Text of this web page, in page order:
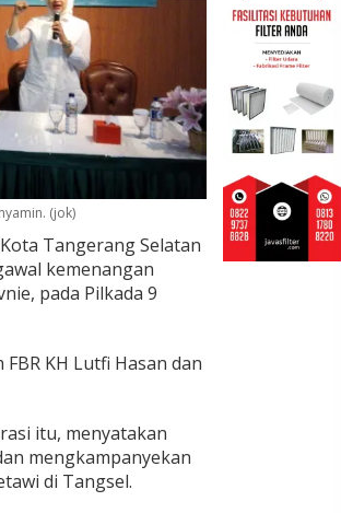
(jok)
Tangerang Selatan
kemenangan
pada Pilkada 9
KH Lutfi Hasan dan
itu, menyatakan
mengkampanyekan
di Tangsel.